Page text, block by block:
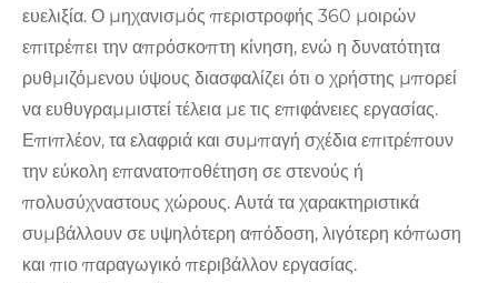
ευελιξία. Ο μηχανισμός περιστροφής 360 μοιρών
επιτρέπει την απρόσκοπτη κίνηση, ενώ η δυνατότητα
ρυθμιζόμενου ύψους διασφαλίζει ότι ο χρήστης μπορεί
να ευθυγραμμιστεί τέλεια με τις επιφάνειες εργασίας.
Επιπλέον, τα ελαφριά και συμπαγή σχέδια επιτρέπουν
την εύκολη επανατοποθέτηση σε στενούς ή
πολυσύχναστους χώρους. Αυτά τα χαρακτηριστικά
συμβάλλουν σε υψηλότερη απόδοση, λιγότερη κόπωση
και πιο παραγωγικό περιβάλλον εργασίας.